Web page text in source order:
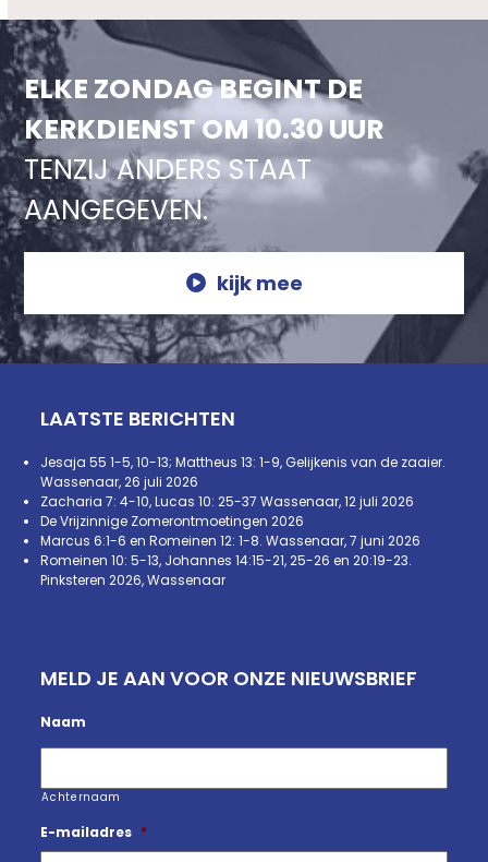
ELKE ZONDAG BEGINT DE
KERKDIENST OM 10.30 UUR
TENZIJ ANDERS STAAT
AANGEGEVEN.
kijk mee
LAATSTE BERICHTEN
Jesaja 55 1-5, 10-13; Mattheus 13: 1-9, Gelijkenis van de zaaier.
Wassenaar, 26 juli 2026
Zacharia 7: 4-10, Lucas 10: 25-37 Wassenaar, 12 juli 2026
De Vrijzinnige Zomerontmoetingen 2026
Marcus 6:1-6 en Romeinen 12: 1-8. Wassenaar, 7 juni 2026
Romeinen 10: 5-13, Johannes 14:15-21, 25-26 en 20:19-23.
Pinksteren 2026, Wassenaar
MELD JE AAN VOOR ONZE NIEUWSBRIEF
Naam
Achternaam
E-mailadres *